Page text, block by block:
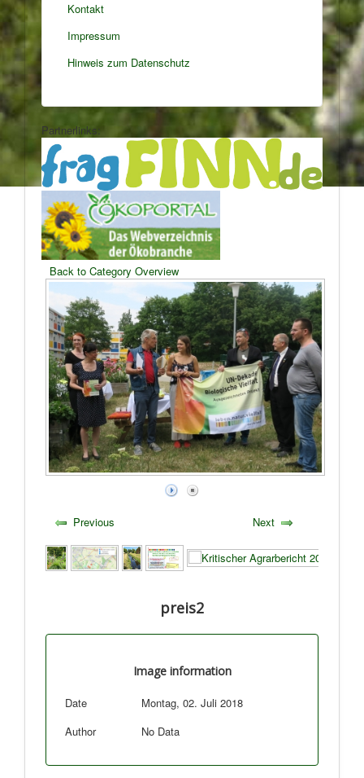
Kontakt
Impressum
Hinweis zum Datenschutz
Partnerlinks:
Back to Category Overview
Previous Next
preis2
Image information
Date
Montag, 02. Juli 2018
Author
No Data